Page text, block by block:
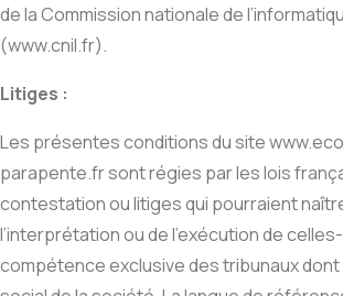
de la Commission nationale de
(www.cnil.fr).
Litiges :
Les présentes conditions du site
parapente.fr sont régies par les lois
contestation ou litiges qui pourraient
l’interprétation ou de l’exécution de
compétence exclusive des tribunaux